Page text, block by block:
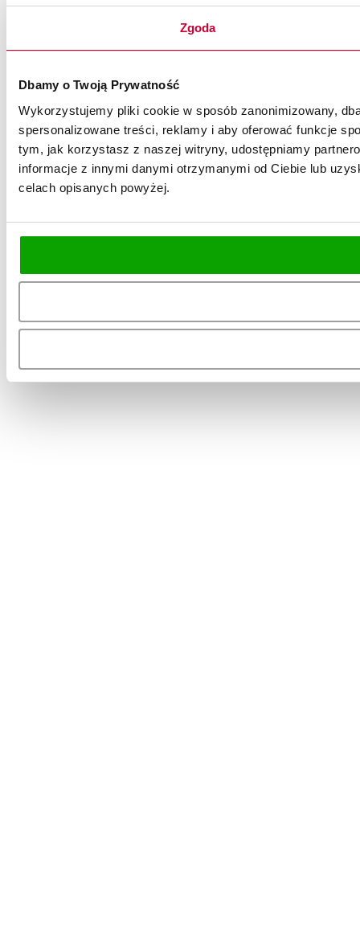
Zgoda
Dbamy o Twoją Prywatność
Wykorzystujemy pliki cookie w sposób zanonimizowany,
spersonalizowane treści, reklamy i aby oferować funkcje
tym, jak korzystasz z naszej witryny, udostępniamy
informacje z innymi danymi otrzymanymi od Ciebie lub
celach opisanych powyżej.